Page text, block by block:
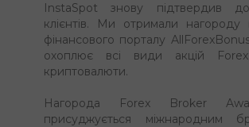
InstaSpot знову підтвердив
клієнтів. Ми отримали нагороду
фінансового порталу
охоплює всі види акцій
криптовалюти.
Нагорода Forex Broker
присуджується міжнародним